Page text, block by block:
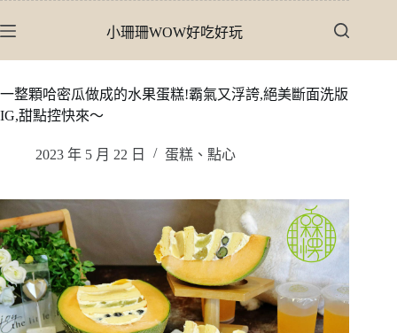
至
內
容
小珊珊WOW好吃好玩
一整顆哈密瓜做成的水果蛋糕!霸氣又浮誇,絕美斷面洗版
IG,甜點控快來〜
2023 年 5 月 22 日 蛋糕、點心